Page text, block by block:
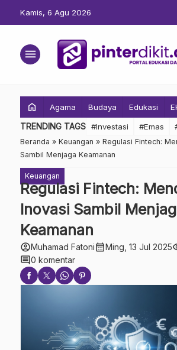
Kamis, 6 Agu 2026
menu
home Agama Budaya Edukasi
TRENDING TAGS #Investasi #Emas
Beranda » Keuangan » Regulasi Fintech:
Sambil Menjaga Keamanan
Keuangan
Regulasi Fintech:
Inovasi Sambil
Keamanan
account_circleMuhamad Fatonicalendar_monthMing, 13 Jul 2025
comment0 komentar